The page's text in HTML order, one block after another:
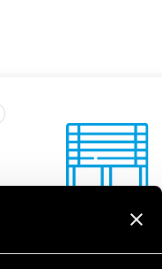
Volets roulants